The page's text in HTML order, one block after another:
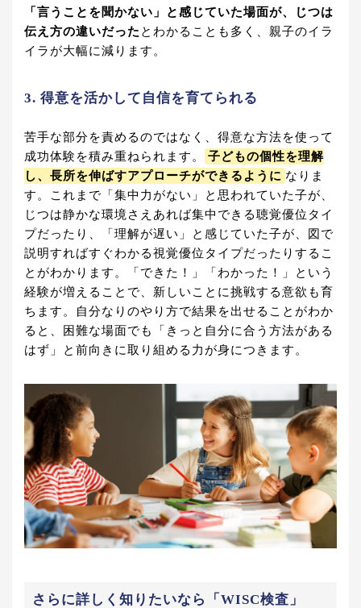
「言うことを聞かない」と感じていた場面が、じつは
伝え方の違いだった とわかることも多く、親子のイラ
イラが大幅に減ります。
3. 得意を活かして自信を育てられる
苦手な部分を責めるのではなく、得意な方法を使って
成功体験を積み重ねられます。
子どもの個性を理解
し、長所を伸ばすアプローチができるように なりま
す。これまで「集中力がない」と思われていた子が、
じつは静かな環境さえあれば集中できる聴覚優位タイ
プだったり、「理解が遅い」と感じていた子が、図で
説明すればすぐわかる視覚優位タイプだったりするこ
とがわかります。「できた！」「わかった！」という
経験が増えることで、新しいことに挑戦する意欲も育
ちます。自分なりのやり方で結果を出せることがわか
ると、困難な場面でも「きっと自分に合う方法がある
はず」と前向きに取り組める力が身につきます。
さらに詳しく知りたいなら「WISC検査」